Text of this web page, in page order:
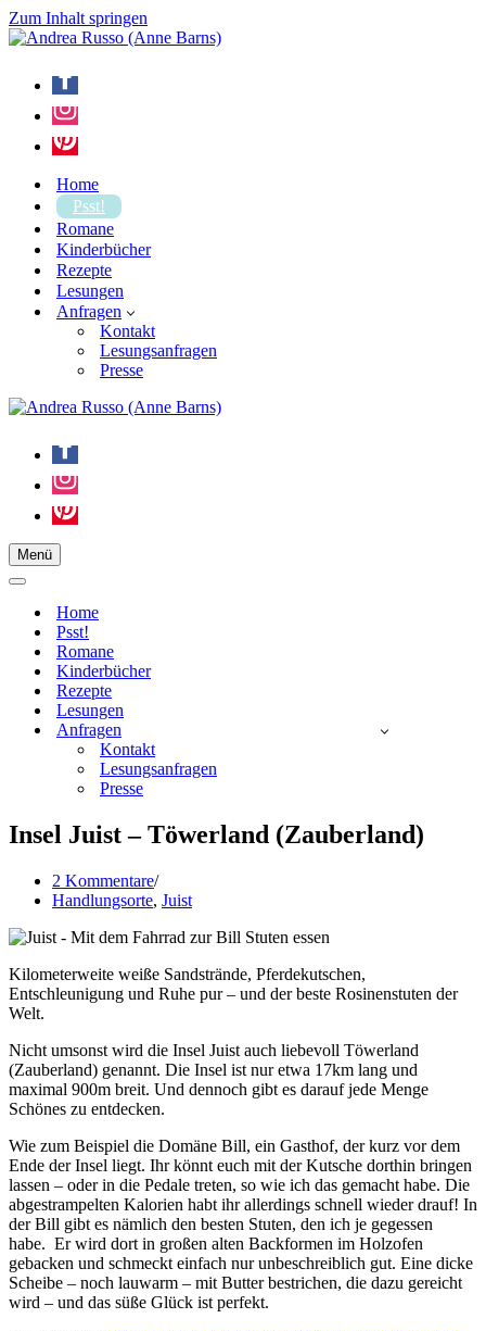
Zum Inhalt springen
Home
Psst!
Romane
Kinderbücher
Rezepte
Lesungen
Anfragen
Kontakt
Lesungsanfragen
Presse
Menü
Navigationsmenü
Navigationsmenü
Home
Psst!
Romane
Kinderbücher
Rezepte
Lesungen
Anfragen
Kontakt
Lesungsanfragen
Presse
Insel Juist – Töwerland (Zauberland)
2 Kommentare
Handlungsorte, Juist
Kilometerweite weiße Sandstrände, Pferdekutschen,
Entschleunigung und Ruhe pur – und der beste Rosinenstuten der
Welt.
Nicht umsonst wird die Insel Juist auch liebevoll Töwerland
(Zauberland) genannt. Die Insel ist nur etwa 17km lang und
maximal 900m breit. Und dennoch gibt es darauf jede Menge
Schönes zu entdecken.
Wie zum Beispiel die Domäne Bill, ein Gasthof, der kurz vor dem
Ende der Insel liegt. Ihr könnt euch mit der Kutsche dorthin bringen
lassen – oder in die Pedale treten, so wie ich das gemacht habe. Die
abgestrampelten Kalorien habt ihr allerdings schnell wieder drauf! In
der Bill gibt es nämlich den besten Stuten, den ich je gegessen
habe. Er wird dort in großen alten Backformen im Holzofen
gebacken und schmeckt einfach nur unbeschreiblich gut. Eine dicke
Scheibe – noch lauwarm – mit Butter bestrichen, die dazu gereicht
wird – und das süße Glück ist perfekt.